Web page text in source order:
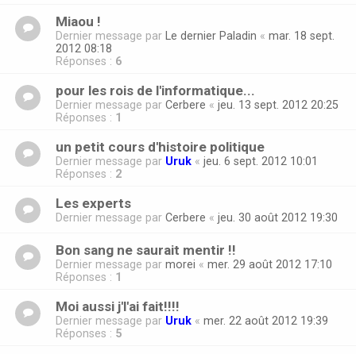
Miaou !
Dernier message par Le dernier Paladin « mar. 18 sept.
2012 08:18
Réponses : 6
pour les rois de l'informatique...
Dernier message par Cerbere « jeu. 13 sept. 2012 20:25
Réponses : 1
un petit cours d'histoire politique
Dernier message par Uruk « jeu. 6 sept. 2012 10:01
Réponses : 2
Les experts
Dernier message par Cerbere « jeu. 30 août 2012 19:30
Bon sang ne saurait mentir !!
Dernier message par morei « mer. 29 août 2012 17:10
Réponses : 1
Moi aussi j'l'ai fait!!!!
Dernier message par Uruk « mer. 22 août 2012 19:39
Réponses : 5